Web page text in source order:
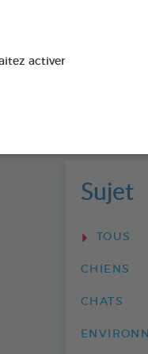
activer
Sujet
TOUS
CHIENS
CHATS